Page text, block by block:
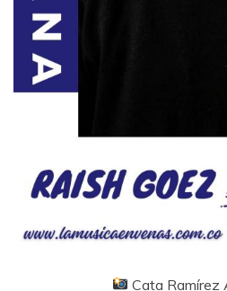
Cata Ramírez